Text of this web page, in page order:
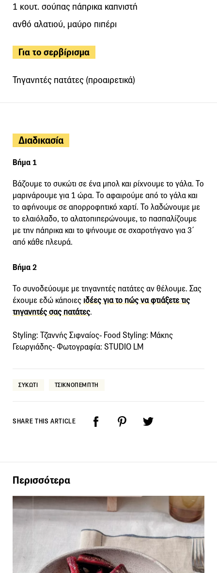
1 κουτ. σούπας πάπρικα καπνιστή
ανθό αλατιού, μαύρο πιπέρι
Για το σερβίρισμα
Τηγανητές πατάτες (προαιρετικά)
Διαδικασία
Βήμα 1
Βάζουμε το συκώτι σε ένα μπολ και ρίχνουμε το γάλα. Το
μαρινάρουμε για 1 ώρα. Το αφαιρούμε από το γάλα και
το αφήνουμε σε απορροφητικό χαρτί. Το λαδώνουμε με
το ελαιόλαδο, το αλατοπιπερώνουμε, το πασπαλίζουμε
με την πάπρικα και το ψήνουμε σε σχαροτήγανο για 3΄
από κάθε πλευρά.
Βήμα 2
Το συνοδεύουμε με τηγανητές πατάτες αν θέλουμε. Σας
έχουμε εδώ κάποιες ιδέες για το πώς να φτιάξετε τις
τηγανητές σας πατάτες.
Styling: Τζαννής Σιφναίος- Food Styling: Μάκης
Γεωργιάδης- Φωτογραφία: STUDIO LM
ΣΥΚΩΤΙ ΤΣΙΚΝΟΠΕΜΠΤΗ
SHARE THIS ARTICLE
Περισσότερα